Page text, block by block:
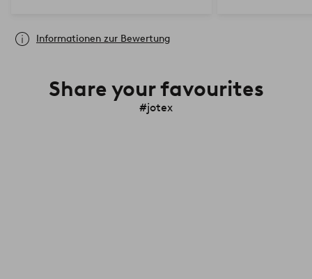
Informationen zur Bewertung
Share your favourites
#jotex